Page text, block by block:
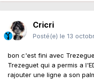
Cricri
Posté(e) le 13
bon c'est fini avec
Trezeguet qui a permis a
rajouter une ligne a son